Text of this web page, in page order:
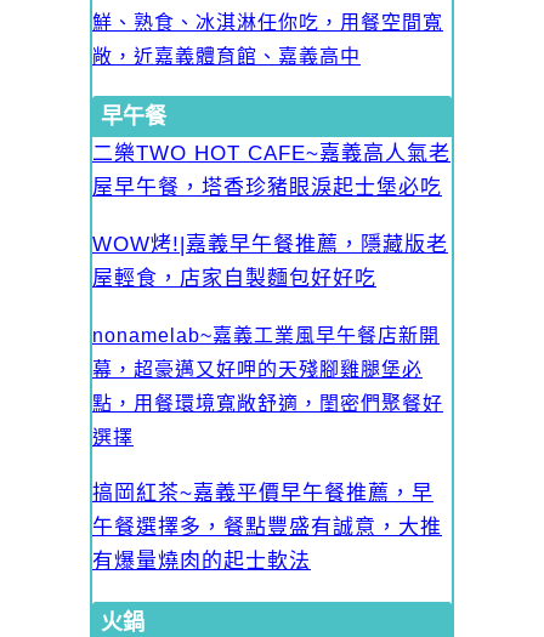
鮮、熟食、冰淇淋任你吃，用餐空間寬
敞，近嘉義體育館、嘉義高中
早午餐
二樂TWO HOT CAFE~嘉義高人氣老
屋早午餐，塔香珍豬眼淚起士堡必吃
WOW烤!|嘉義早午餐推薦，隱藏版老
屋輕食，店家自製麵包好好吃
nonamelab~嘉義工業風早午餐店新開
幕，超豪邁又好呷的天殘腳雞腿堡必
點，用餐環境寬敞舒適，閨密們聚餐好
選擇
搞岡紅茶~嘉義平價早午餐推薦，早
午餐選擇多，餐點豐盛有誠意，大推
有爆量燒肉的起士軟法
火鍋